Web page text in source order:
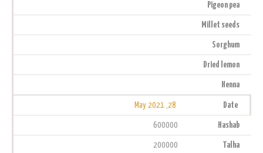
Pigeon pea
Millet seeds
Sorghum
Dried lemon
Henna
Date
28, May 2021
Hashab
600000
Talha
200000